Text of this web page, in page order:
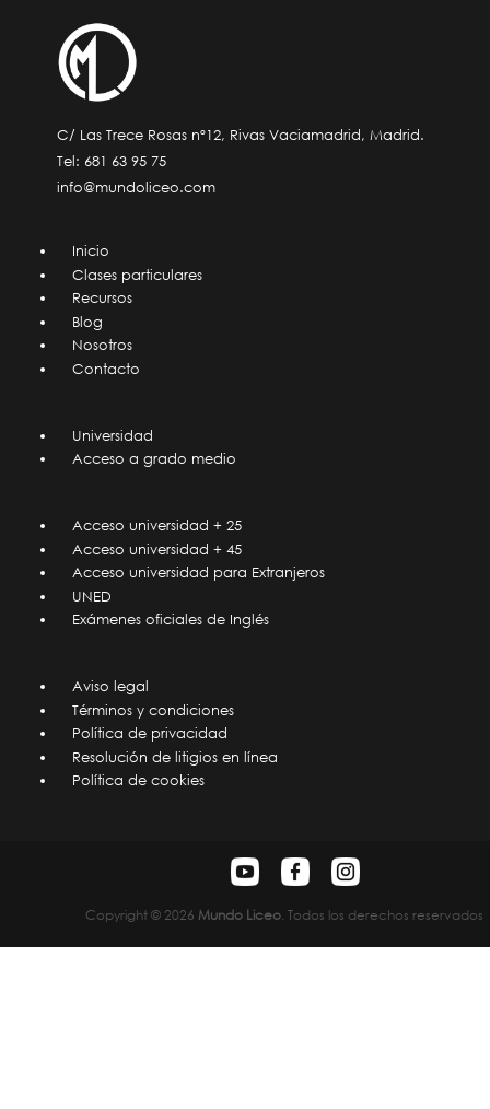
C/ Las Trece Rosas nº12, Rivas Vaciamadrid, Madrid.
Tel: 681 63 95 75
info@mundoliceo.com
Inicio
Clases particulares
Recursos
Blog
Nosotros
Contacto
Universidad
Acceso a grado medio
Acceso universidad + 25
Acceso universidad + 45
Acceso universidad para Extranjeros
UNED
Exámenes oficiales de Inglés
Aviso legal
Términos y condiciones
Política de privacidad
Resolución de litigios en línea
Política de cookies
Copyright © 2026 Mundo Liceo. Todos los derechos reservados